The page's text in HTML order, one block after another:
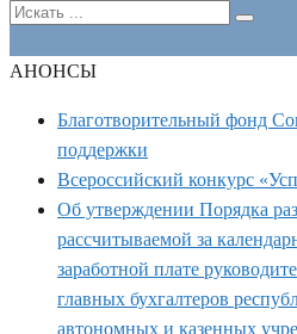
АНОНСЫ
Благотворительный фонд
поддержки
Всероссийский конкурс
Об утверждении Порядка
рассчитываемой за
заработной плате
главных бухгалтеров
автономных и казенных